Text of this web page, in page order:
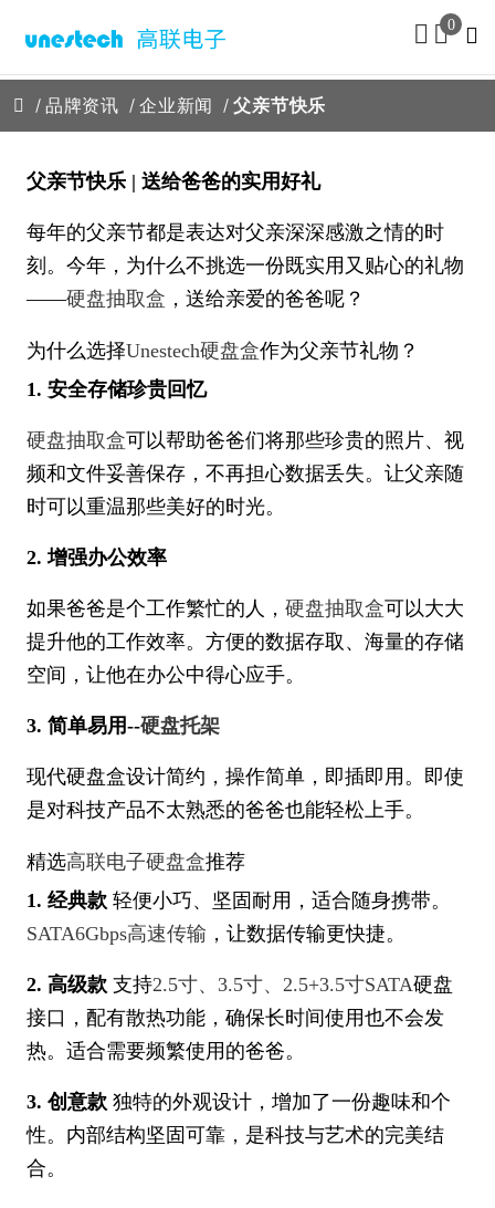
0
品牌资讯 企业新闻 父亲节快乐
父亲节快乐 | 送给爸爸的实用好礼
每年的父亲节都是表达对父亲深深感激之情的时
刻。今年，为什么不挑选一份既实用又贴心的礼物
——硬盘抽取盒 ，送给亲爱的爸爸呢？
为什么选择Unestech硬盘盒作为父亲节礼物？
1. 安全存储珍贵回忆
硬盘抽取盒可以帮助爸爸们将那些珍贵的照片、视
频和文件妥善保存，不再担心数据丢失。让父亲随
时可以重温那些美好的时光。
2. 增强办公效率
如果爸爸是个工作繁忙的人， 硬盘抽取盒可以大大
提升他的工作效率。方便的数据存取、海量的存储
空间，让他在办公中得心应手。
3. 简单易用--硬盘托架
现代硬盘盒设计简约，操作简单，即插即用。即使
是对科技产品不太熟悉的爸爸也能轻松上手。
精选高联电子硬盘盒推荐
1. 经典款 轻便小巧、坚固耐用，适合随身携带。
SATA6Gbps高速传输 ，让数据传输更快捷。
2. 高级款 支持2.5寸、3.5寸、2.5+3.5寸SATA硬盘
接口，配有散热功能，确保长时间使用也不会发
热。适合需要频繁使用的爸爸。
3. 创意款 独特的外观设计，增加了一份趣味和个
性。内部结构坚固可靠，是科技与艺术的完美结
合。